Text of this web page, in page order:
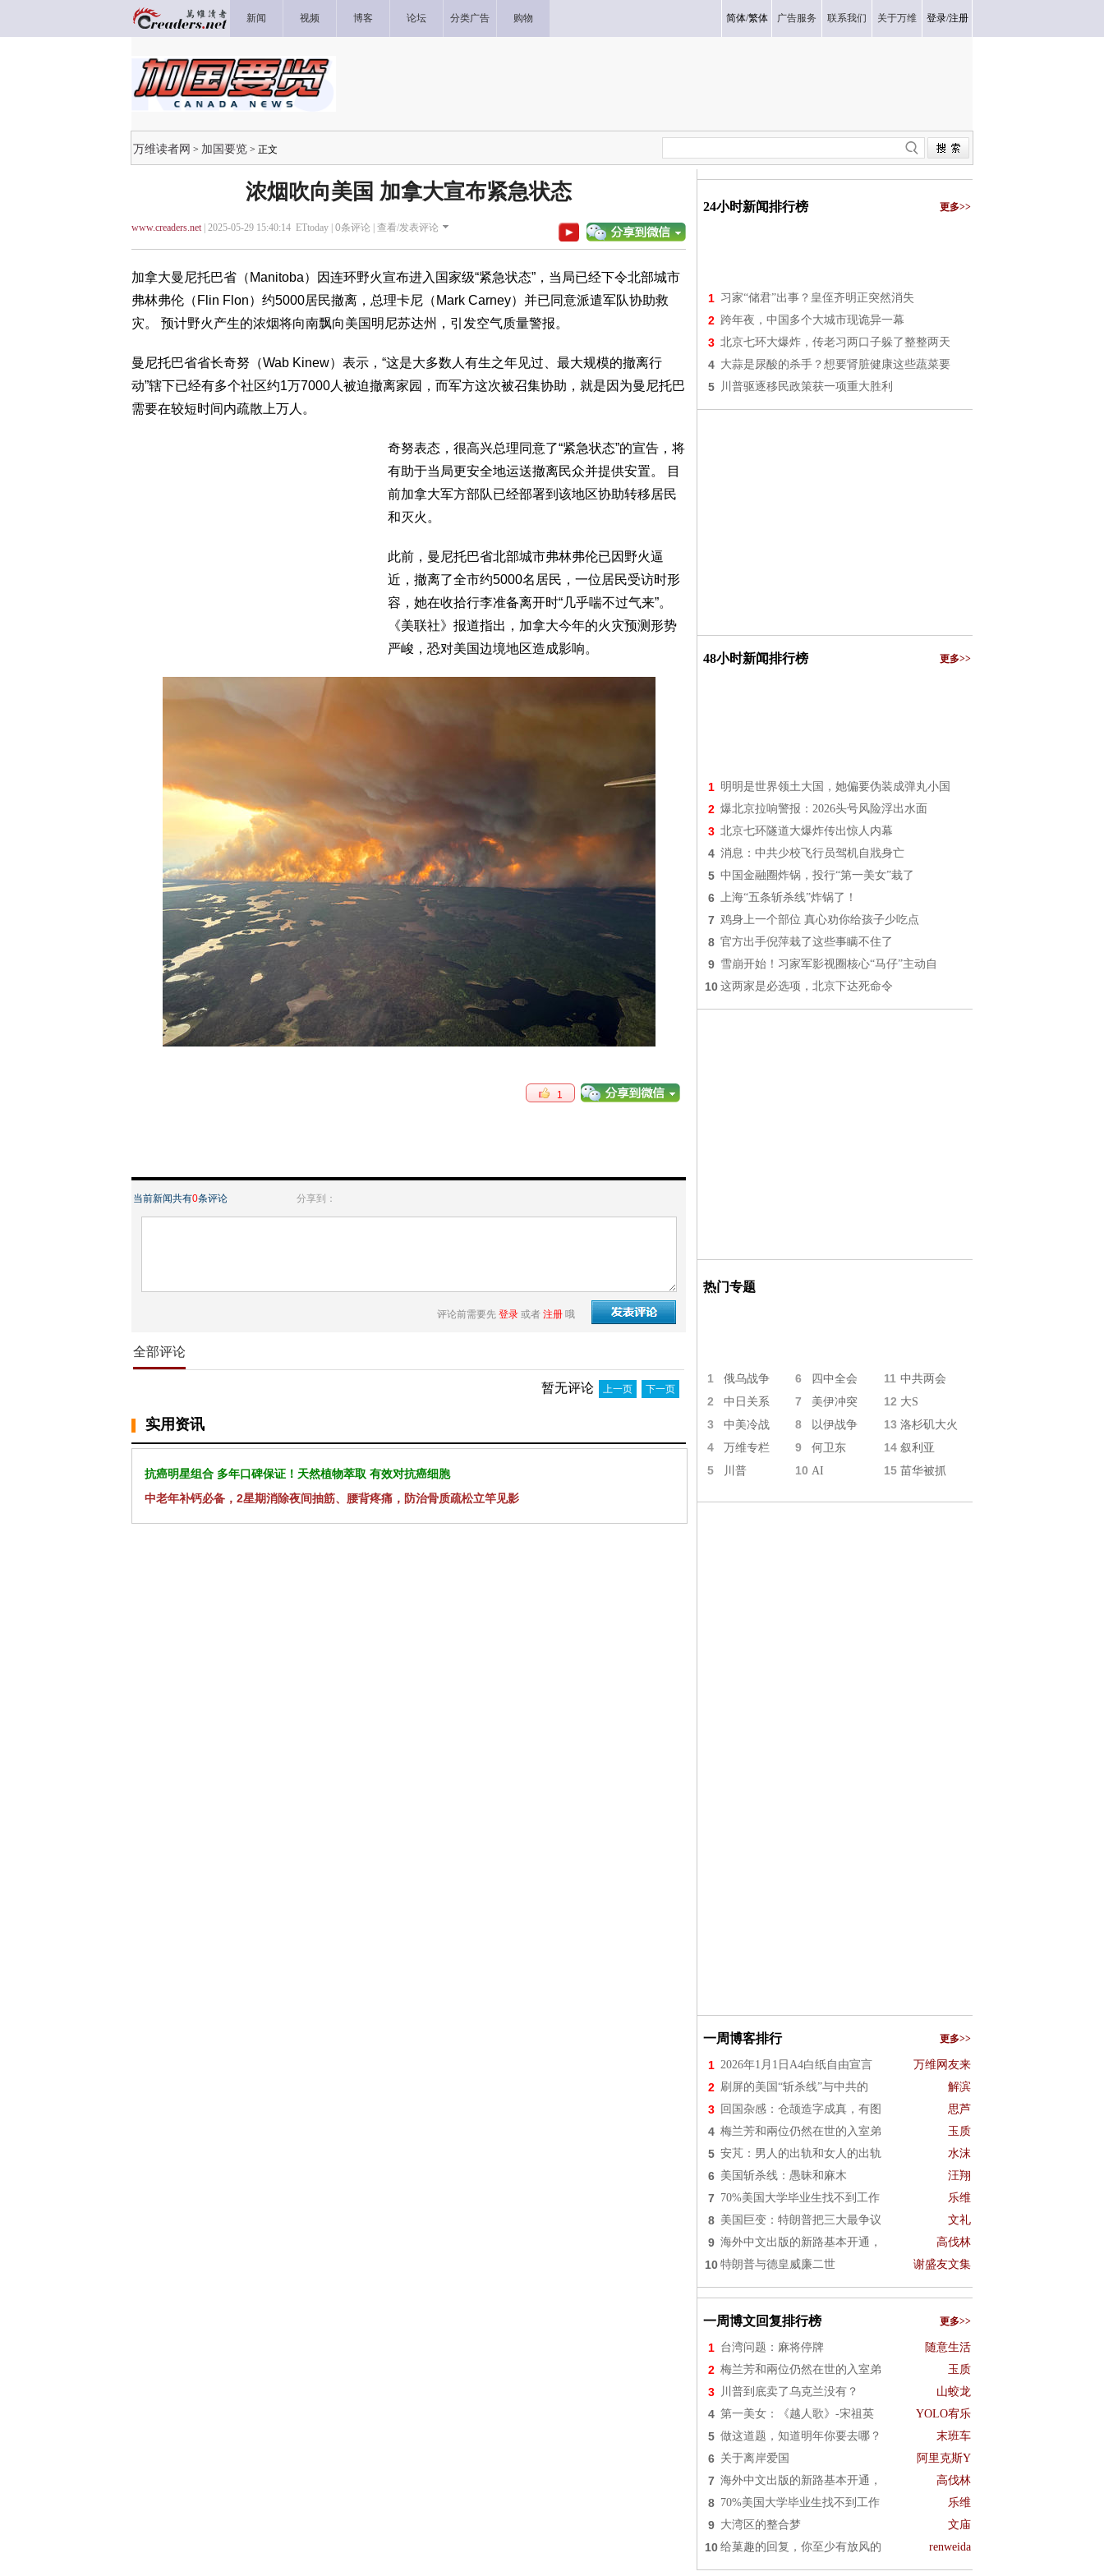
新闻 视频 博客 论坛 分类广告 购物 简体/繁体 广告服务 联系我们 关于万维 登录/注册
万维读者网 > 加国要览 > 正文
浓烟吹向美国 加拿大宣布紧急状态
www.creaders.net| 2025-05-29 15:40:14 ETtoday | 0条评论 | 查看/发表评论
加拿大曼尼托巴省（Manitoba）因连环野火宣布进入国家级“紧急状态”，当局已经下令北部城市
弗林弗伦（Flin Flon）约5000居民撤离，总理卡尼（Mark Carney）并已同意派遣军队协助救
灾。 预计野火产生的浓烟将向南飘向美国明尼苏达州，引发空气质量警报。
曼尼托巴省省长奇努（Wab Kinew）表示，“这是大多数人有生之年见过、最大规模的撤离行
动”辖下已经有多个社区约1万7000人被迫撤离家园，而军方这次被召集协助，就是因为曼尼托巴
需要在较短时间内疏散上万人。
奇努表态，很高兴总理同意了“紧急状态”的宣告，将
有助于当局更安全地运送撤离民众并提供安置。 目
前加拿大军方部队已经部署到该地区协助转移居民
和灭火。
此前，曼尼托巴省北部城市弗林弗伦已因野火逼
近，撤离了全市约5000名居民，一位居民受访时形
容，她在收拾行李准备离开时“几乎喘不过气来”。
《美联社》报道指出，加拿大今年的火灾预测形势
严峻，恐对美国边境地区造成影响。
1
当前新闻共有0条评论 分享到：
评论前需要先 登录 或者 注册 哦
全部评论
暂无评论 上一页 下一页
实用资讯
抗癌明星组合 多年口碑保证！天然植物萃取 有效对抗癌细胞
中老年补钙必备，2星期消除夜间抽筋、腰背疼痛，防治骨质疏松立竿见影
24小时新闻排行榜 更多>>
1 习家“储君”出事？皇侄齐明正突然消失
2 跨年夜，中国多个大城市现诡异一幕
3 北京七环大爆炸，传老习两口子躲了整整两天
4 大蒜是尿酸的杀手？想要肾脏健康这些蔬菜要
5 川普驱逐移民政策获一项重大胜利
48小时新闻排行榜 更多>>
1 明明是世界领土大国，她偏要伪装成弹丸小国
2 爆北京拉响警报：2026头号风险浮出水面
3 北京七环隧道大爆炸传出惊人内幕
4 消息：中共少校飞行员驾机自戕身亡
5 中国金融圈炸锅，投行“第一美女”栽了
6 上海“五条斩杀线”炸锅了！
7 鸡身上一个部位 真心劝你给孩子少吃点
8 官方出手倪萍栽了这些事瞒不住了
9 雪崩开始！习家军影视圈核心“马仔”主动自
10 这两家是必选项，北京下达死命令
热门专题
1 俄乌战争 6 四中全会 11 中共两会
2 中日关系 7 美伊冲突 12 大S
3 中美冷战 8 以伊战争 13 洛杉矶大火
4 万维专栏 9 何卫东 14 叙利亚
5 川普 10 AI 15 苗华被抓
一周博客排行 更多>>
1 2026年1月1日A4白纸自由宣言 万维网友来
2 刷屏的美国“斩杀线”与中共的 解滨
3 回国杂感：仓颉造字成真，有图 思芦
4 梅兰芳和兩位仍然在世的入室弟 玉质
5 安芃：男人的出轨和女人的出轨 水沫
6 美国斩杀线：愚昧和麻木 汪翔
7 70%美国大学毕业生找不到工作 乐维
8 美国巨变：特朗普把三大最争议 文礼
9 海外中文出版的新路基本开通， 高伐林
10 特朗普与德皇威廉二世 谢盛友文集
一周博文回复排行榜 更多>>
1 台湾问题：麻将停牌 随意生活
2 梅兰芳和兩位仍然在世的入室弟 玉质
3 川普到底卖了乌克兰没有？ 山蛟龙
4 第一美女：《越人歌》-宋祖英 YOLO宥乐
5 做这道题，知道明年你要去哪？ 末班车
6 关于离岸爱国 阿里克斯Y
7 海外中文出版的新路基本开通， 高伐林
8 70%美国大学毕业生找不到工作 乐维
9 大湾区的整合梦 文庙
10 给菓趣的回复，你至少有放风的 renweida